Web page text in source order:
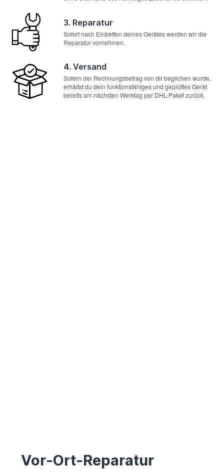
3. Reparatur
Sofort nach Eintreffen deines Gerätes werden wir die
Reparatur vornehmen.
4. Versand
Sofern der Rechnungsbetrag von dir beglichen wurde,
erhältst du dein funktionsfähiges und geprüftes Gerät
bereits am nächsten Werktag per DHL-Paket zurück.
Vor-Ort-Reparatur